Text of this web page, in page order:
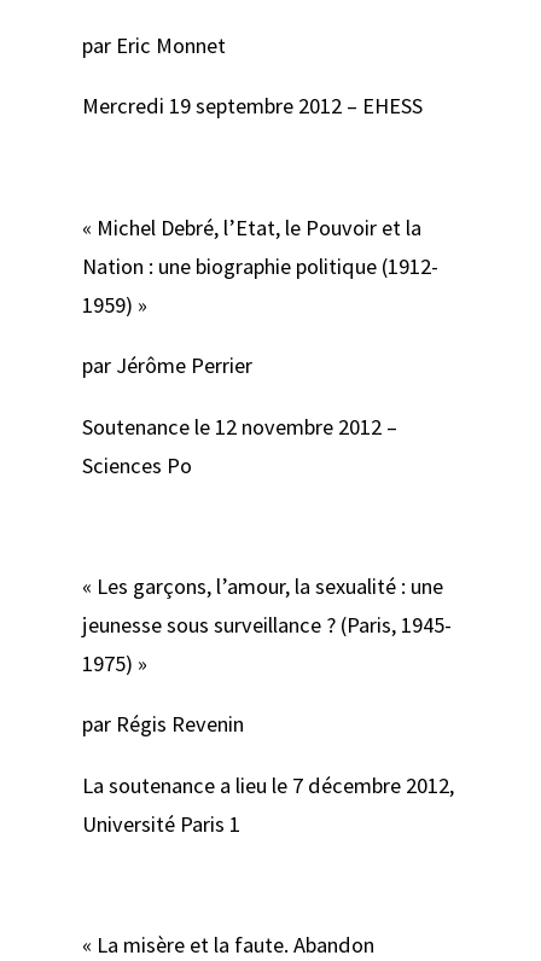
par Eric Monnet
Mercredi 19 septembre 2012 – EHESS
« Michel Debré, l’Etat, le Pouvoir et la
Nation : une biographie politique (1912-
1959) »
par Jérôme Perrier
Soutenance le 12 novembre 2012 –
Sciences Po
« Les garçons, l’amour, la sexualité : une
jeunesse sous surveillance ? (Paris, 1945-
1975) »
par Régis Revenin
La soutenance a lieu le 7 décembre 2012,
Université Paris 1
« La misère et la faute. Abandon